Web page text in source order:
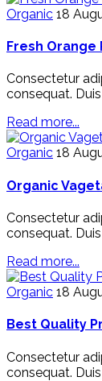
Organic 18
Fresh Orange
Consectetur
consequat.
Read more...
Organic 18
Organic
Consectetur
consequat.
Read more...
Organic 18
Best Quality
Consectetur
consequat.